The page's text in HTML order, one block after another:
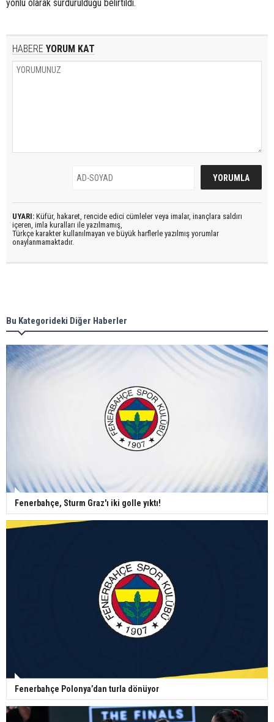
yönlü olarak sürdürüldüğü belirtildi.
HABERE YORUM KAT
UYARI: Küfür, hakaret, rencide edici cümleler veya imalar, inançlara saldırı
içeren, imla kuralları ile yazılmamış,
Türkçe karakter kullanılmayan ve büyük harflerle yazılmış yorumlar
onaylanmamaktadır.
Bu Kategorideki Diğer Haberler
Fenerbahçe, Sturm Graz'ı iki golle yıktı!
Fenerbahçe Polonya’dan turla dönüyor